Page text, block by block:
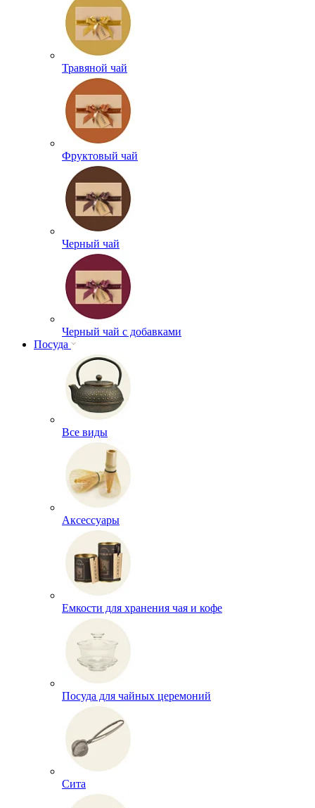
Травяной чай
Фруктовый чай
Черный чай
Черный чай с добавками
Посуда
Все виды
Аксессуары
Емкости для хранения чая и кофе
Посуда для чайных церемоний
Сита